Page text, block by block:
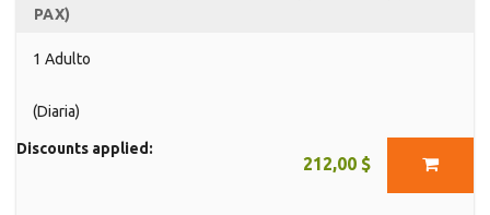
PAX)
1 Adulto
(Diaria)
212,00 $
Discounts applied: